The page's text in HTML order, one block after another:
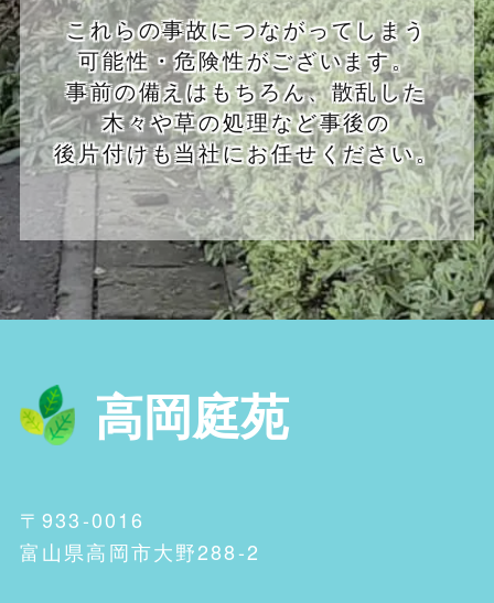
これらの事故につながってしまう
可能性・危険性がございます。
事前の備えはもちろん、散乱した
木々や草の処理など事後の
後片付けも当社にお任せください。
高岡庭苑
〒933-0016
富山県高岡市大野288-2